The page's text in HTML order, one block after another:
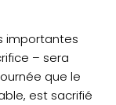
importantes
– sera
que le
est sacrifié